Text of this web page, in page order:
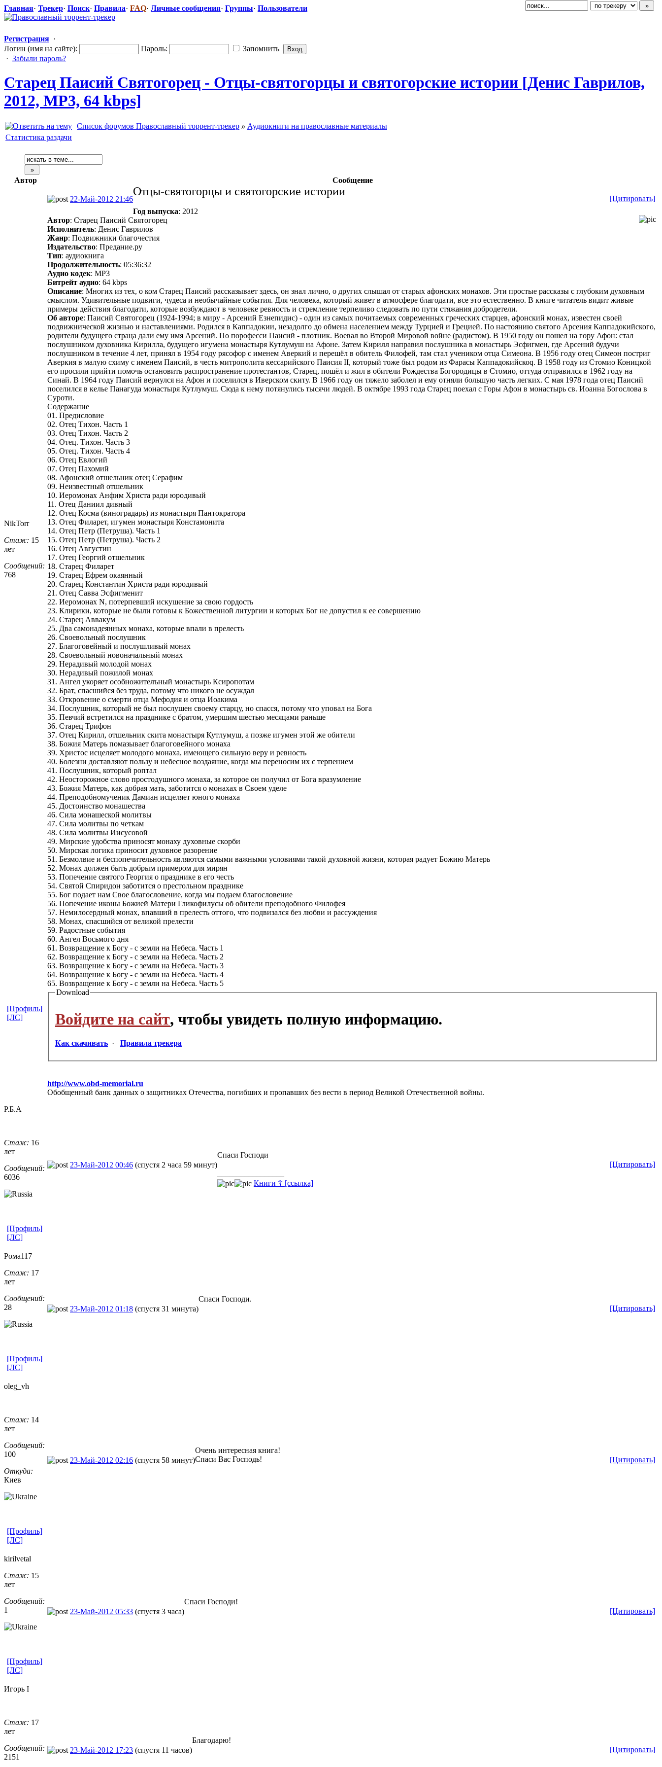
Главная· Трекер· Поиск· Правила· FAQ· Личные сообщения· Группы· Пользователи
Регистрация ·
Логин (имя на сайте):
Пароль:
Запомнить
· Забыли пароль?
Старец Паисий Святогорец - Отцы-святого​рцы и святогорские ​ истории [Денис Гаврилов,
2012, MP3, 64 kbps]
Список форумов Православный торрент-трекер » Аудиокниги на православные материалы
Статистика раздачи
Автор Сообщение
NikTorr
Стаж: 15
лет
Сообщений:
768
22-Май-2012 21:46 [Цитировать]
Отцы-святогорцы и святогорские истории
Год выпуска: 2012
Автор: Старец Паисий Святогорец
Исполнитель: Денис Гаврилов
Жанр: Подвижники благочестия
Издательство: Предание.ру
Тип: аудиокнига
Продолжительность: 05:36:32
Аудио кодек: MP3
Битрейт аудио: 64 kbps
Описание: Многих из тех, о ком Старец Паисий рассказывает здесь, он знал лично, о других слышал от старых афонских монахов. Эти простые рассказы с глубоким духовным
смыслом. Удивительные подвиги, чудеса и необычайные события. Для человека, который живет в атмосфере благодати, все это естественно. В книге читатель видит живые
примеры действия благодати, которые возбуждают в человеке ревность и стремление терпеливо следовать по пути стяжания добродетели.
Об авторе: Паисий Святогорец (1924-1994; в миру - Арсений Езнепидис) - один из самых почитаемых современных греческих старцев, афонский монах, известен своей
подвижнической жизнью и наставлениями. Родился в Каппадокии, незадолго до обмена населением между Турцией и Грецией. По настоянию святого Арсения Каппадокийского,
родители будущего страца дали ему имя Арсений. По порофесси Паисий - плотник. Воевал во Второй Мировой войне (радистом). В 1950 году он пошел на гору Афон: стал
послушником духовника Кирилла, будущего игумена монастыря Кутлумуш на Афоне. Затем Кирилл направил послушника в монастырь Эсфигмен, где Арсений будучи
послушником в течение 4 лет, принял в 1954 году рясофор с именем Аверкий и перешёл в обитель Филофей, там стал учеником отца Симеона. В 1956 году отец Симеон постриг
Аверкия в малую схиму с именем Паисий, в честь митрополита кессарийского Паисия II, который тоже был родом из Фарасы Каппадокийскоq. В 1958 году из Стомио Коницкой
его просили прийти помочь остановить распространение протестантов, Старец, пошёл и жил в обители Рождества Богородицы в Стомио, оттуда отправился в 1962 году на
Синай. В 1964 году Паисий вернулся на Афон и поселился в Иверском скиту. В 1966 году он тяжело заболел и ему отняли большую часть легких. С мая 1978 года отец Паисий
поселился в келье Панагуда монастыря Кутлумуш. Сюда к нему потянулись тысячи людей. В октябре 1993 года Старец поехал с Горы Афон в монастырь св. Иоанна Богослова в
Суроти.
Содержание
01. Предисловие
02. Отец Тихон. Часть 1
03. Отец Тихон. Часть 2
04. Отец. Тихон. Часть 3
05. Отец. Тихон. Часть 4
06. Отец Евлогий
07. Отец Пахомий
08. Афонский отшельник отец Серафим
09. Неизвестный отшельник
10. Иеромонах Анфим Христа ради юродивый
11. Отец Даниил дивный
12. Отец Косма (виноградарь) из монастыря Пантократора
13. Отец Филарет, игумен монастыря Констамонита
14. Отец Петр (Петруша). Часть 1
15. Отец Петр (Петруша). Часть 2
16. Отец Августин
17. Отец Георгий отшельник
18. Старец Филарет
19. Старец Ефрем окаянный
20. Старец Константин Христа ради юродивый
21. Отец Савва Эсфигменит
22. Иеромонах N, потерпевший искушение за свою гордость
23. Клирики, которые не были готовы к Божественной литургии и которых Бог не допустил к ее совершению
24. Старец Аввакум
25. Два самонадеянных монаха, которые впали в прелесть
26. Своевольный послушник
27. Благоговейный и послушливый монах
28. Своевольный новоначальный монах
29. Нерадивый молодой монах
30. Нерадивый пожилой монах
31. Ангел укоряет особножителъный монастырь Ксиропотам
32. Брат, спасшийся без труда, потому что никого не осуждал
33. Откровение о смерти отца Мефодия и отца Иоакима
34. Послушник, который не был послушен своему старцу, но спасся, потому что уповал на Бога
35. Певчий встретился на празднике с братом, умершим шестью месяцами раньше
36. Старец Трифон
37. Отец Кирилл, отшельник скита монастыря Кутлумуш, а позже игумен этой же обители
38. Божия Матерь помазывает благоговейного монаха
39. Христос исцеляет молодого монаха, имеющего сильную веру и ревность
40. Болезни доставляют пользу и небесное воздаяние, когда мы переносим их с терпением
41. Послушник, который роптал
42. Неосторожное слово простодушного монаха, за которое он получил от Бога вразумление
43. Божия Матерь, как добрая мать, заботится о монахах в Своем уделе
44. Преподобномученик Дамиан исцеляет юного монаха
45. Достоинство монашества
46. Сила монашеской молитвы
47. Сила молитвы по четкам
48. Сила молитвы Иисусовой
49. Мирские удобства приносят монаху духовные скорби
50. Мирская логика приносит духовное разорение
51. Безмолвие и беспопечительность являются самыми важными условиями такой духовной жизни, которая радует Божию Матерь
52. Монах должен быть добрым примером для мирян
53. Попечение святого Георгия о празднике в его честь
54. Святой Спиридон заботится о престольном празднике
55. Бог подает нам Свое благословение, когда мы подаем благословение
56. Попечение иконы Божией Матери Гликофилусы об обители преподобного Филофея
57. Немилосердный монах, впавший в прелесть оттого, что подвизался без любви и рассуждения
58. Монах, спасшийся от великой прелести
59. Радостные события
60. Ангел Восьмого дня
61. Возвращение к Богу - с земли на Небеса. Часть 1
62. Возвращение к Богу - с земли на Небеса. Часть 2
63. Возвращение к Богу - с земли на Небеса. Часть 3
64. Возвращение к Богу - с земли на Небеса. Часть 4
65. Возвращение к Богу - с земли на Небеса. Часть 5
Download
Войдите на сайт, чтобы увидеть полную информацию.
Как скачивать · Правила трекера
http://www.obd-memorial.ru
Обобщенный банк данных о защитниках Отечества, погибших и пропавших без вести в период Великой Отечественной войны.
[Профиль]
[ЛС]
Р.Б.А
Стаж: 16
лет
Сообщений:
6036
23-Май-2012 00:46 (спустя 2 часа 59 минут) [Цитировать]
Спаси Господи
Книги ☦ [ссылка]
[Профиль]
[ЛС]
Рома117
Стаж: 17
лет
Сообщений:
28
23-Май-2012 01:18 (спустя 31 минута) [Цитировать]
Спаси Господи.
[Профиль]
[ЛС]
oleg_vh
Стаж: 14
лет
Сообщений:
100
Откуда:
Киев
23-Май-2012 02:16 (спустя 58 минут) [Цитировать]
Очень интересная книга!
Спаси Вас Господь!
[Профиль]
[ЛС]
kirilvetal
Стаж: 15
лет
Сообщений:
1
23-Май-2012 05:33 (спустя 3 часа) [Цитировать]
Спаси Господи!
[Профиль]
[ЛС]
Игорь I
Стаж: 17
лет
Сообщений:
2151
23-Май-2012 17:23 (спустя 11 часов) [Цитировать]
Благодарю!